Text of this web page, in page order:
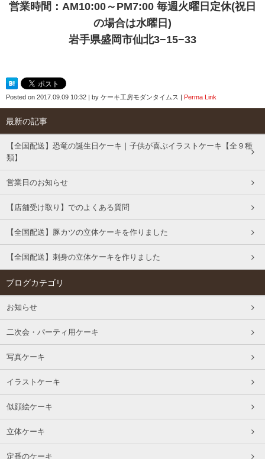
営業時間：AM10:00～PM7:00 毎週火曜日定休(祝日
の場合は水曜日)
岩手県盛岡市仙北3−15−33
Posted on 2017.09.09 10:32 | by ケーキ工房モダンタイムス | Perma Link
最新の記事
【全国配送】恐竜の誕生日ケーキ｜子供が喜ぶイラストケーキ【全９種
類】
営業日のお知らせ
【店舗受け取り】でのよくある質問
【全国配送】豚カツの立体ケーキを作りました
【全国配送】刺身の立体ケーキを作りました
ブログカテゴリ
お知らせ
二次会・パーティ用ケーキ
写真ケーキ
イラストケーキ
似顔絵ケーキ
立体ケーキ
定番のケーキ